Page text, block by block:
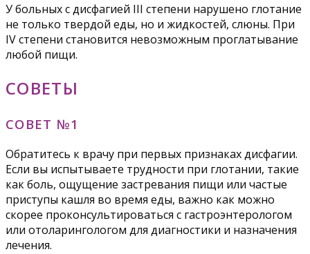
У больных с дисфагией III степени нарушено глотание
не только твердой еды, но и жидкостей, слюны. При
IV степени становится невозможным проглатывание
любой пищи.
СОВЕТЫ
СОВЕТ №1
Обратитесь к врачу при первых признаках дисфагии.
Если вы испытываете трудности при глотании, такие
как боль, ощущение застревания пищи или частые
приступы кашля во время еды, важно как можно
скорее проконсультироваться с гастроэнтерологом
или отоларингологом для диагностики и назначения
лечения.